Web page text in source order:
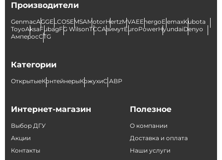
Производители
GenmacAGGELCOSEMSAMotorHertzMVAEEnergoElemaxKubota
ToyoAksaFubagFG WilsonТССАзимутEuroPowerHyundaiDenyo
АмперосCTG
Категории
ОткрытыеКонтейнерыКожухиС АВР
Интернет-магазин
Выбор ДГУ
Акции
Контакты
Полезное
О компании
Доставка и оплата
Наши услуги